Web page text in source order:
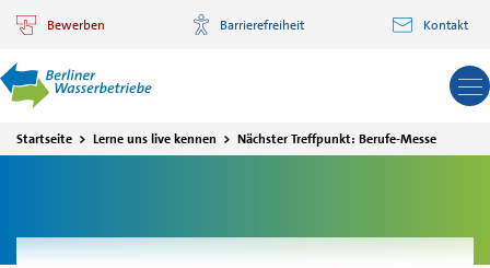
Direkt zum Inhalt
Bewerben Barrierefreiheit Kontakt
Startseite > Lerne uns live kennen > Nächster Treffpunkt: Berufe-Messe